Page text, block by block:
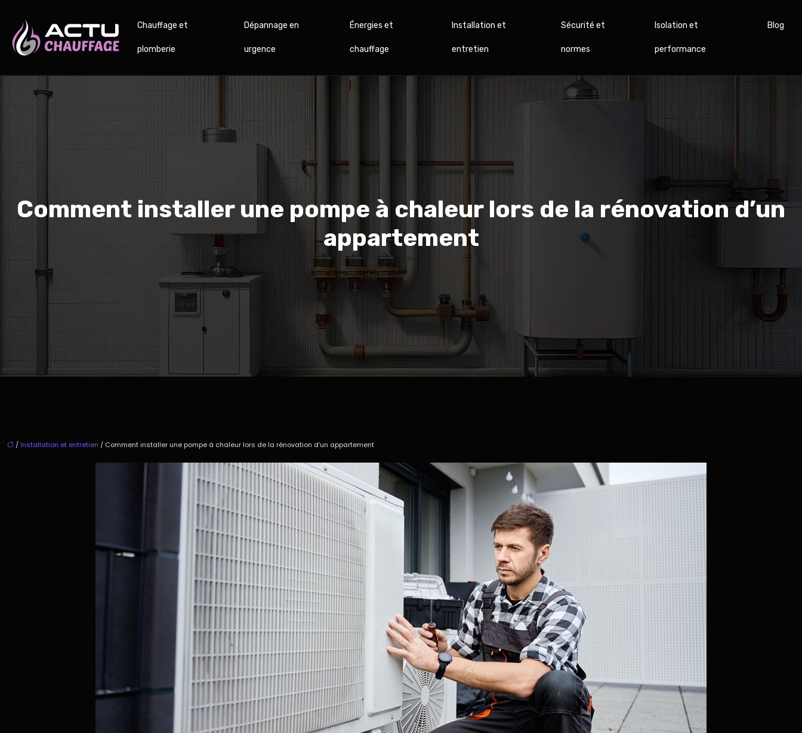
Chauffage et
plomberie
Dépannage en
urgence
Énergies et
chauffage
Installation et
entretien
Sécurité et
normes
Isolation et
performance
Blog
Comment installer une pompe à chaleur lors de la rénovation d’un
appartement
/ Installation et entretien / Comment installer une pompe à chaleur lors de la rénovation d’un appartement